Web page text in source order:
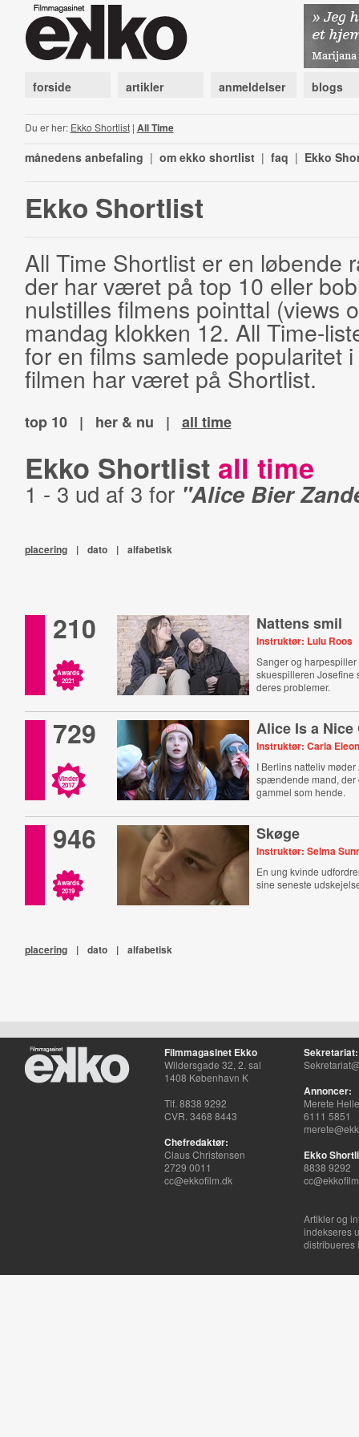
forside artikler anmeldelser blogs
Du er her: Ekko Shortlist| All Time
månedens anbefaling | om ekko shortlist | faq | Ekko
Ekko Shortlist
All Time Shortlist er en løbende
der har været på top 10 eller
nulstilles filmens pointtal (views
mandag klokken 12. All Time-
for en films samlede popularitet
filmen har været på Shortlist.
top 10 | her & nu | all time
Ekko Shortlist all time
1 - 3 ud af 3 for "Alice Bier
placering | dato | alfabetisk
210
Awards
2021
Nattens smil
Instruktør: Lulu Roos
Sanger og
skuespilleren Josefine
deres problemer.
729
Vinder
2017
Alice Is a Nice
Instruktør: Carla
I Berlins natteliv
spændende mand, der
gammel som hende.
946
Awards
2019
Skøge
Instruktør: Selma
En ung kvinde
sine seneste
placering | dato | alfabetisk
Filmmagasinet Ekko
Wildersgade 32, 2. sal
1408 København K
Tlf. 8838 9292
CVR. 3468 8443
Chefredaktør:
Claus Christensen
2729 0011
cc@ekkofilm.dk
Sekretariat:
Annoncer:
Merete
6111 5851
Ekko
8838 9292
Artikler og
indekseres
distribueres